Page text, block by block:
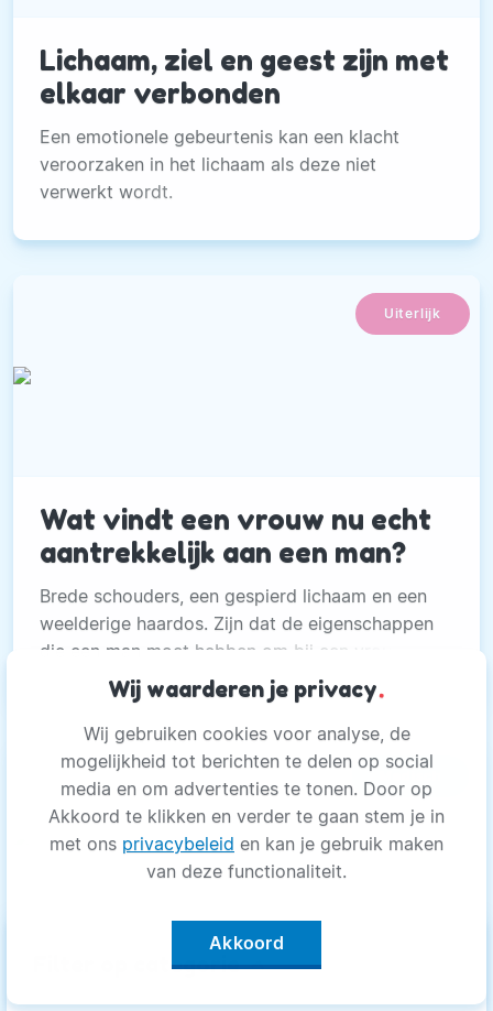
Filter op categoriekeyboard_arrow_up
Lichaam, ziel en geest zijn met
elkaar verbonden
Een emotionele gebeurtenis kan een klacht
veroorzaken in het lichaam als deze niet
verwerkt wordt.
Uiterlijk
Wat vindt een vrouw nu echt
aantrekkelijk aan een man?
Brede schouders, een gespierd lichaam en een
weelderige haardos. Zijn dat de eigenschappen
die een man moet hebben om bij een vrouw in
de smaak te vallen?
Wij waarderen je privacy.
Wij gebruiken cookies voor analyse, de
mogelijkheid tot berichten te delen op social
media en om advertenties te tonen. Door op
Akkoord te klikken en verder te gaan stem je in
met ons privacybeleid en kan je gebruik maken
van deze functionaliteit.
Akkoord